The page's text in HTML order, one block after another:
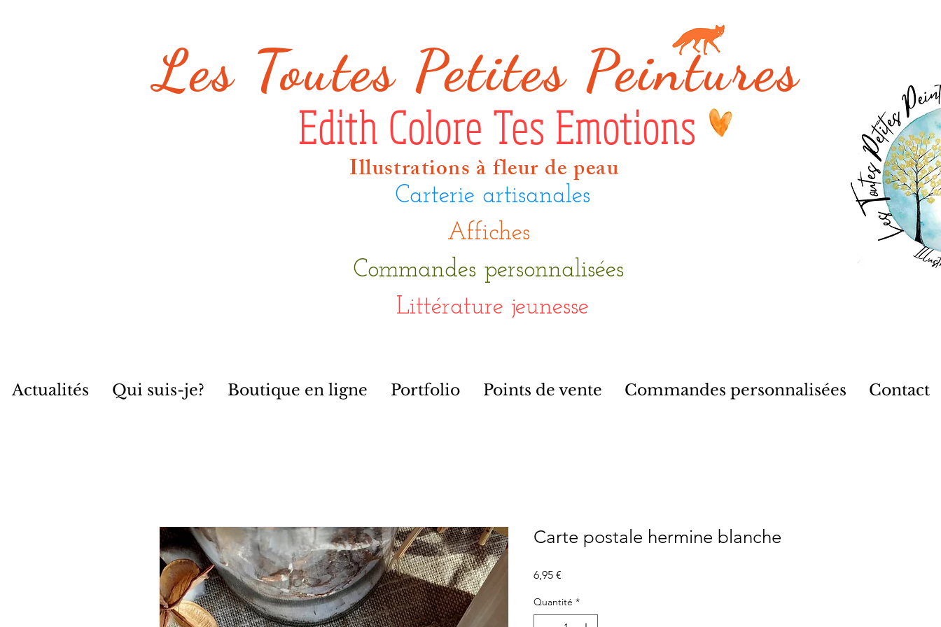
Carterie artisanales
Affiches
Commandes personnalisées
Littérature jeunesse
Les Toutes Petites Peintures
Edith Colore Tes Emotions
Illustrations à fleur de peau
Actualités Qui suis-je? Boutique en ligne Portfolio Points de vente Commandes personnalisées Contact
Carte postale hermine blanche
6,95 €
Quantité *